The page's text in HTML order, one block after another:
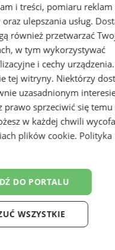
Chorzów i
2026
i treści, pomiaru reklam
ulepszania usług.
również przetwarzać
w tym wykorzystywać
i cechy
tej witryny. Niektórzy
uzasadnionym
prawo sprzeciwić się temu
w każdej chwili
plików cookie. Polityka
DO PORTALU
WSZYSTKIE